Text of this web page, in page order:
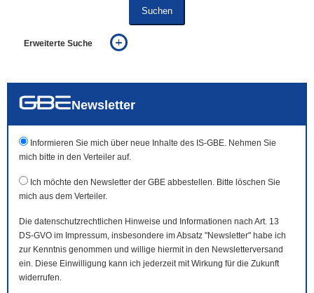
Suchen
Erweiterte Suche
auch in allen Texten suchen (Volltextsuche)
Newsletter
Informieren Sie mich über neue Inhalte des IS-GBE. Nehmen Sie
mich bitte in den Verteiler auf.
Ich möchte den Newsletter der GBE abbestellen. Bitte löschen Sie
mich aus dem Verteiler.
Die datenschutzrechtlichen Hinweise und Informationen nach Art. 13
DS-GVO im Impressum, insbesondere im Absatz "Newsletter" habe ich
zur Kenntnis genommen und willige hiermit in den Newsletterversand
ein. Diese Einwilligung kann ich jederzeit mit Wirkung für die Zukunft
widerrufen.